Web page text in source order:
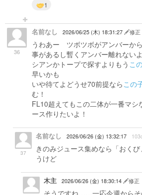
1
36
名前なし 2026/06/25 (木) 18:31:27 修正
うわあー ツボツボがアンバーか
事があるし暫くアンバー離れないよ
シアンかトープで探すよりもう こ
早いかも
いや待てよどうせ70前提ならこの
む！
FL10超えてもこの二体が一番マ
ース作りたいよ！
37
名前なし 2026/06/26 (金) 13:32:17
きのみジュース集めなら「おく
うけど
木主 2026/06/26 (金) 18:30:14 修正
そうですね……一応今週からそ